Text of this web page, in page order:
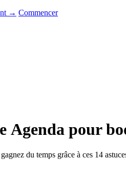
→ Commencer
Agenda pour
du temps grâce à ces 14